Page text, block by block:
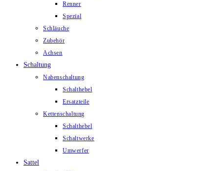
Renner
Spezial
Schläuche
Zubehör
Achsen
Schaltung
Nabenschaltung
Schalthebel
Ersatzteile
Kettenschaltung
Schalthebel
Schaltwerke
Umwerfer
Sattel